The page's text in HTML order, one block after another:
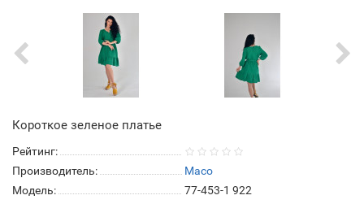
Короткое зеленое платье
Рейтинг:
Производитель:
Maco
Модель:
77-453-1 922